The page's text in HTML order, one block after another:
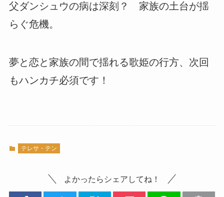
父ダンシュウの病は深刻？ 家族の土台が揺
らぐ危機。
夢と恋と家族の間で揺れる歌姫の行方、次回
もハンカチ必須です！
テレサ・テン
よかったらシェアしてね！